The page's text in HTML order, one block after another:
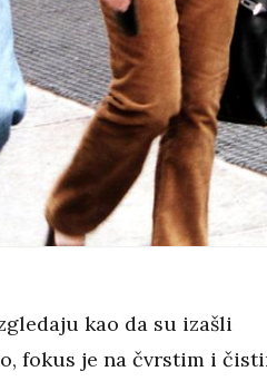
kao da su izašli
fokus je na čvrstim i